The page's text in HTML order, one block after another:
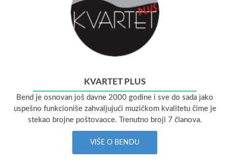
KVARTET PLUS
Bend je osnovan još davne 2000 godine i sve do sada jako
uspešno funkcioniše zahvaljujući muzičkom kvalitetu čime je
stekao brojne poštovaoce. Trenutno broji 7 članova.
VIŠE O BENDU